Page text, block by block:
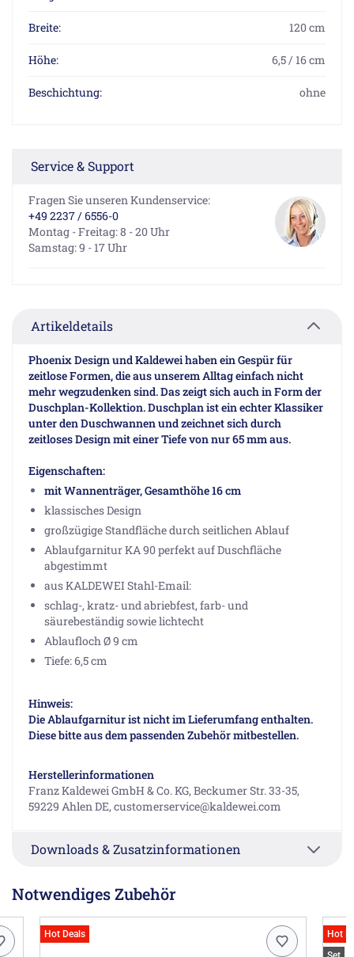
Breite: 120 cm
Höhe: 6,5 / 16 cm
Beschichtung: ohne
Service & Support
Fragen Sie unseren Kundenservice:
+49 2237 / 6556-0
Montag - Freitag: 8 - 20 Uhr
Samstag: 9 - 17 Uhr
Artikeldetails
Phoenix Design und Kaldewei haben ein Gespür für
zeitlose Formen, die aus unserem Alltag einfach nicht
mehr wegzudenken sind. Das zeigt sich auch in Form der
Duschplan-Kollektion. Duschplan ist ein echter Klassiker
unter den Duschwannen und zeichnet sich durch
zeitloses Design mit einer Tiefe von nur 65 mm aus.
Eigenschaften:
mit Wannenträger, Gesamthöhe 16 cm
klassisches Design
großzügige Standfläche durch seitlichen Ablauf
Ablaufgarnitur KA 90 perfekt auf Duschfläche
abgestimmt
aus KALDEWEI Stahl-Email:
schlag-, kratz- und abriebfest, farb- und
säurebeständig sowie lichtecht
Ablaufloch Ø 9 cm
Tiefe: 6,5 cm
Hinweis:
Die Ablaufgarnitur ist nicht im Lieferumfang enthalten.
Diese bitte aus dem passenden Zubehör mitbestellen.
Herstellerinformationen
Franz Kaldewei GmbH & Co. KG, Beckumer Str. 33-35,
59229 Ahlen DE, customerservice@kaldewei.com
Downloads & Zusatzinformationen
Notwendiges Zubehör
Hot Deals
Hot